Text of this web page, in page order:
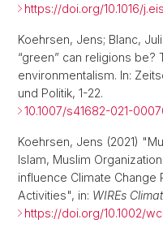
https://doi.org/10.1016/
Koehrsen, Jens; Blanc,
“green” can religions be?
environmentalism. In:
und Politik, 1-22.
10.1007/s41682-021-
Koehrsen, Jens (2021)
Islam, Muslim
influence Climate Change
Activities", in: WIREs
https://doi.org/10.1002/